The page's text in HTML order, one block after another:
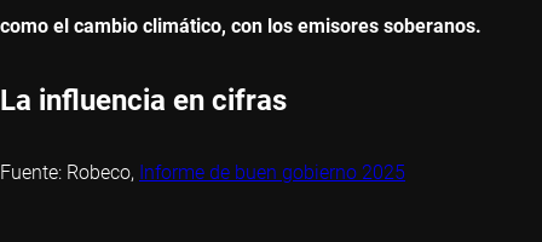
como el cambio climático, con los emisores soberanos.
La influencia en cifras
Fuente: Robeco, Informe de buen gobierno 2025